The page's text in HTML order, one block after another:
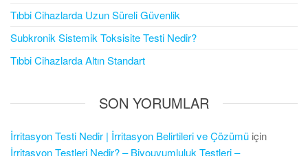
Tıbbi Cihazlarda Uzun Süreli Güvenlik
Subkronik Sistemik Toksisite Testi Nedir?
Tıbbi Cihazlarda Altın Standart
SON YORUMLAR
İrritasyon Testi Nedir | İrritasyon Belirtileri ve Çözümü için
İrritasyon Testleri Nedir? – Biyouyumluluk Testleri –